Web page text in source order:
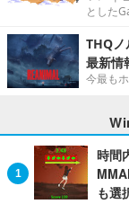
とした
THQノ
最新情
今最も
時間
も選